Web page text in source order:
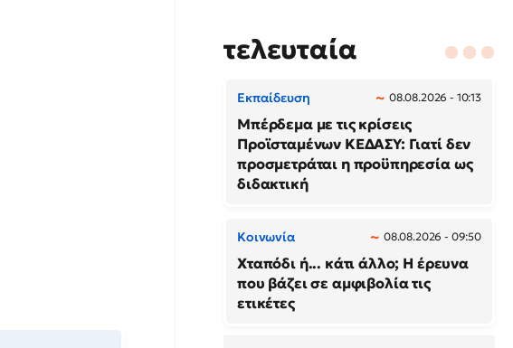
τελευταία
Εκπαίδευση 08.08.2026 - 10:13
Μπέρδεμα με τις κρίσεις
Προϊσταμένων ΚΕΔΑΣΥ: Γιατί δεν
προσμετράται η προϋπηρεσία ως
διδακτική
Κοινωνία 08.08.2026 - 09:50
Χταπόδι ή... κάτι άλλο; Η έρευνα
που βάζει σε αμφιβολία τις
ετικέτες